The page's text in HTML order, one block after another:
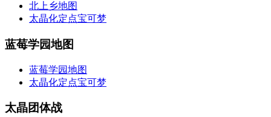
北上乡地图
太晶化定点宝可梦
蓝莓学园地图
蓝莓学园地图
太晶化定点宝可梦
太晶团体战